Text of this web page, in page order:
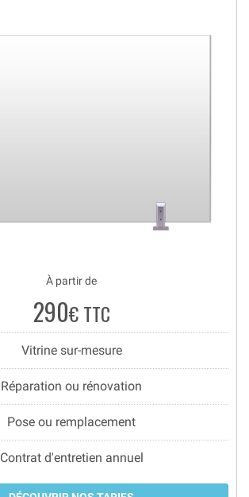
À partir de
290€ TTC
Vitrine sur-mesure
Réparation ou rénovation
Pose ou remplacement
Contrat d'entretien annuel